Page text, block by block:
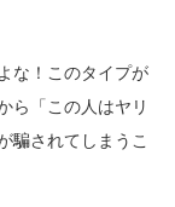
な！このタイプが
ら「この人はヤリ
騙されてしまうこ